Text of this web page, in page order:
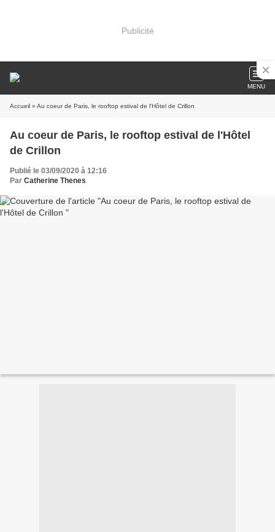
Publicité
MENU
Accueil » Au coeur de Paris, le rooftop estival de l'Hôtel de Crillon
Au coeur de Paris, le rooftop estival de l'Hôtel
de Crillon
Publié le 03/09/2020 à 12:16
Par Catherine Thenes